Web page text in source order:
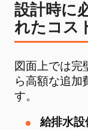
設計時に
れたコス
図面上では完
ら高額な追加
す。
給排水